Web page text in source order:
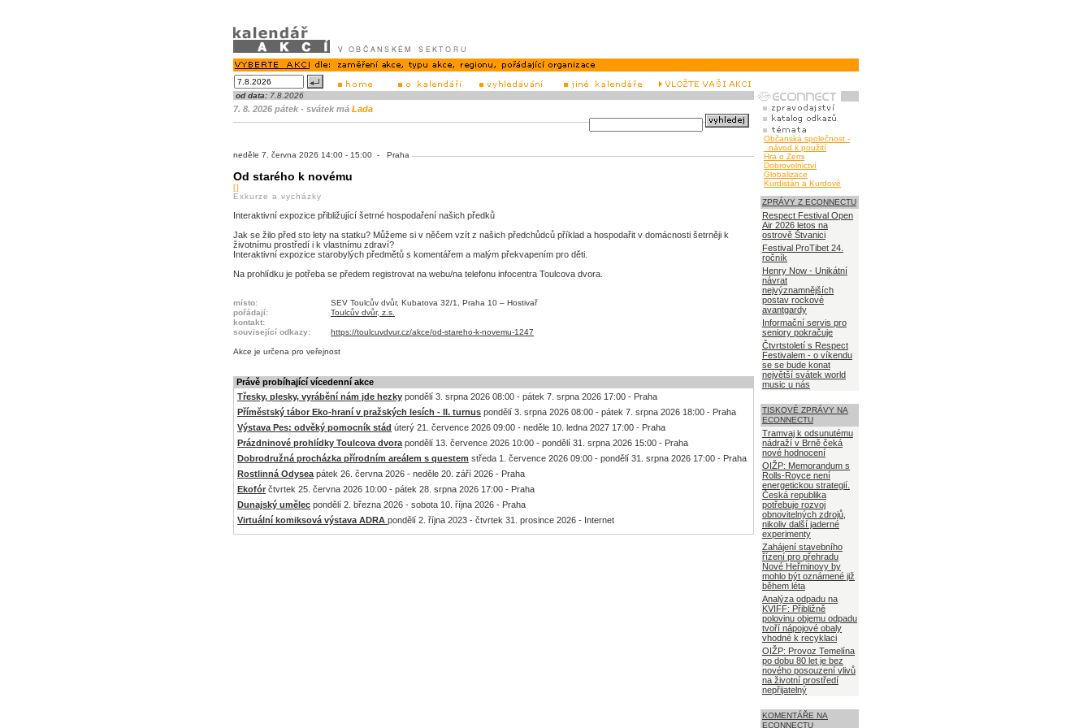
od data: 7.8.2026
7. 8. 2026 pátek - svátek má Lada
neděle 7. června 2026 14:00 - 15:00 - Praha
Od starého k novému
[]
Exkurze a vycházky
Interaktivní expozice přibližující šetrné hospodaření našich předků
Jak se žilo před sto lety na statku? Můžeme si v něčem vzít z našich předchůdců příklad a hospodařit v domácnosti šetrněji k
životnímu prostředí i k vlastnímu zdraví?
Interaktivní expozice starobylých předmětů s komentářem a malým překvapením pro děti.
Na prohlídku je potřeba se předem registrovat na webu/na telefonu infocentra Toulcova dvora.
místo:
SEV Toulcův dvůr, Kubatova 32/1, Praha 10 – Hostivař
pořádají:
Toulcův dvůr, z.s.
kontakt:
související odkazy:
https://toulcuvdvur.cz/akce/od-stareho-k-novemu-1247
Akce je určena pro veřejnost
Právě probíhající vícedenní akce
Třesky, plesky, vyrábění nám jde hezky pondělí 3. srpna 2026 08:00 - pátek 7. srpna 2026 17:00 - Praha
Příměstský tábor Eko-hraní v pražských lesích - II. turnus pondělí 3. srpna 2026 08:00 - pátek 7. srpna 2026 18:00 - Praha
Výstava Pes: odvěký pomocník stád úterý 21. července 2026 09:00 - neděle 10. ledna 2027 17:00 - Praha
Prázdninové prohlídky Toulcova dvora pondělí 13. července 2026 10:00 - pondělí 31. srpna 2026 15:00 - Praha
Dobrodružná procházka přírodním areálem s questem středa 1. července 2026 09:00 - pondělí 31. srpna 2026 17:00 - Praha
Rostlinná Odysea pátek 26. června 2026 - neděle 20. září 2026 - Praha
Ekofór čtvrtek 25. června 2026 10:00 - pátek 28. srpna 2026 17:00 - Praha
Dunajský umělec pondělí 2. března 2026 - sobota 10. října 2026 - Praha
Virtuální komiksová výstava ADRA pondělí 2. října 2023 - čtvrtek 31. prosince 2026 - Internet
Občanská společnost -
návod k použití
Hra o Zemi
Dobrovolnictví
Globalizace
Kurdistán a Kurdové
ZPRÁVY Z ECONNECTU
Respect Festival Open
Air 2026 letos na
ostrově Štvanici
Festival ProTibet 24.
ročník
Henry Now - Unikátní
návrat
nejvýznamnějších
postav rockové
avantgardy
Informační servis pro
seniory pokračuje
Čtvrtstoletí s Respect
Festivalem - o víkendu
se se bude konat
největší svátek world
music u nás
TISKOVÉ ZPRÁVY NA
ECONNECTU
Tramvaj k odsunutému
nádraží v Brně čeká
nové hodnocení
OIŽP: Memorandum s
Rolls-Royce není
energetickou strategií.
Česká republika
potřebuje rozvoj
obnovitelných zdrojů,
nikoliv další jaderné
experimenty
Zahájení stavebního
řízení pro přehradu
Nové Heřminovy by
mohlo být oznámené již
během léta
Analýza odpadu na
KVIFF: Přibližně
polovinu objemu odpadu
tvoří nápojové obaly
vhodné k recyklaci
OIŽP: Provoz Temelína
po dobu 80 let je bez
nového posouzení vlivů
na životní prostředí
nepřijatelný
KOMENTÁŘE NA
ECONNECTU